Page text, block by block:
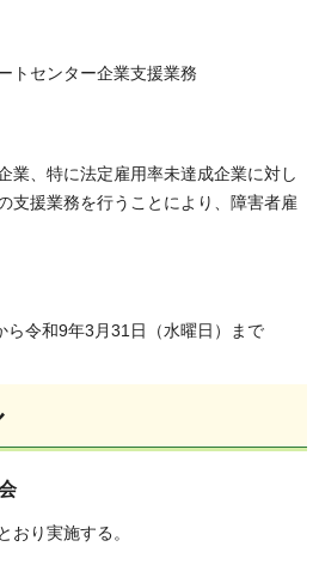
トセンター企業支援業務
業、特に法定雇用率未達成企業に対し
支援業務を行うことにより、障害者雇
ら令和9年3月31日（水曜日）まで
おり実施する。